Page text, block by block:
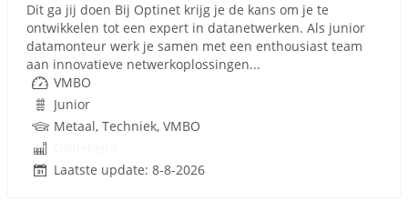
Dit ga jij doen Bij Optinet krijg je de kans om je te
ontwikkelen tot een expert in datanetwerken. Als junior
datamonteur werk je samen met een enthousiast team
aan innovatieve netwerkoplossingen...
VMBO
Junior
Metaal, Techniek, VMBO
Laatste update: 8-8-2026